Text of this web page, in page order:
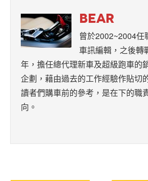
BEAR
曾於2002~2004任
車訊編輯，之後轉
年，擔任總代理新車及超級跑車的
企劃，藉由過去的工作經驗作貼切
讀者們購車前的參考，是在下的職
向。